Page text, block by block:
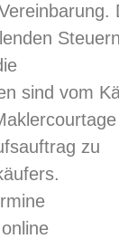
sind vom
zu